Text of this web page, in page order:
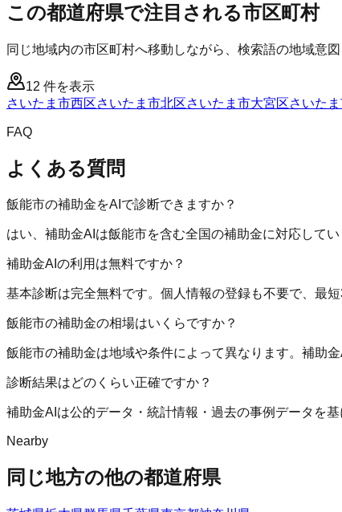
この都道府県で注目される市区町村
同じ地域内の市区町村へ移動しながら、検索語の地域意図
12 件を表示
さいたま市西区さいたま市北区さいたま市大宮区さいた
FAQ
よくある質問
飯能市の補助金をAIで診断できますか？
はい、補助金AIは飯能市を含む全国の補助金に対応して
補助金AIの利用は無料ですか？
基本診断は完全無料です。個人情報の登録も不要で、最短
飯能市の補助金の相場はいくらですか？
飯能市の補助金は地域や条件によって異なります。補助
診断結果はどのくらい正確ですか？
補助金AIは公的データ・統計情報・過去の事例データを
Nearby
同じ地方の他の都道府県